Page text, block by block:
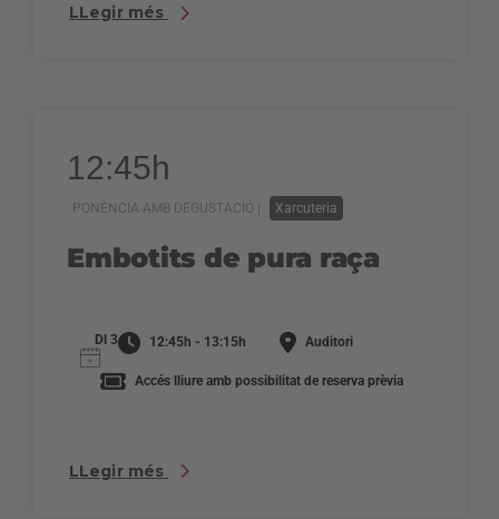
LLegir més
12:45h
PONÈNCIA AMB DEGUSTACIÓ | Xarcuteria
Embotits de pura raça
Dl 3 12:45h - 13:15h Auditori
Accés lliure amb possibilitat de reserva prèvia
LLegir més